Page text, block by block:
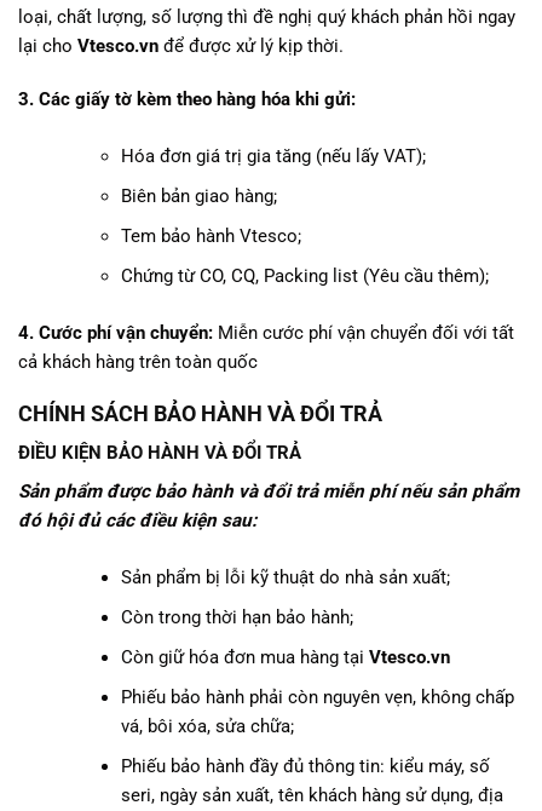
loại, chất lượng, số lượng thì đề nghị quý khách phản hồi ngay
lại cho Vtesco.vn để được xử lý kịp thời.
3. Các giấy tờ kèm theo hàng hóa khi gửi:
Hóa đơn giá trị gia tăng (nếu lấy VAT);
Biên bản giao hàng;
Tem bảo hành Vtesco;
Chứng từ CO, CQ, Packing list (Yêu cầu thêm);
4. Cước phí vận chuyển: Miễn cước phí vận chuyển đối với tất
cả khách hàng trên toàn quốc
CHÍNH SÁCH BẢO HÀNH VÀ ĐỔI TRẢ
ĐIỀU KIỆN BẢO HÀNH VÀ ĐỔI TRẢ
Sản phẩm được bảo hành và đổi trả miễn phí nếu sản phẩm
đó hội đủ các điều kiện sau:
Sản phẩm bị lỗi kỹ thuật do nhà sản xuất;
Còn trong thời hạn bảo hành;
Còn giữ hóa đơn mua hàng tạiVtesco.vn
Phiếu bảo hành phải còn nguyên vẹn, không chấp
vá, bôi xóa, sửa chữa;
Phiếu bảo hành đầy đủ thông tin: kiểu máy, số
seri, ngày sản xuất, tên khách hàng sử dụng, địa